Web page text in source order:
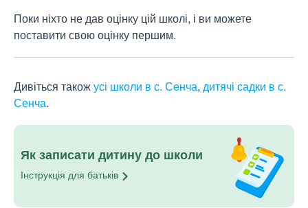
Поки ніхто не дав оцінку цій школі, і ви можете
поставити свою оцінку першим.
Дивіться такожусі школи в с. Сенча, дитячі садки в с.
Сенча.
Як записати дитину до школи
Інструкція для батьків